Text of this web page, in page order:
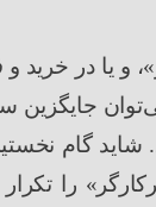
و یا در خرید
توان جایگزین
گام
» را